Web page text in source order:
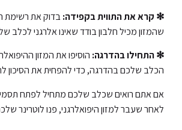
✻ קרא את התווית בקפידה:בדוק את רשימת
שהמזון מכיל חלבון בודד שאינו אלרגני לכלב
✻ התחילו בהדרגה:הוסיפו את המזון
הכלב שלכם בהדרגה, כדי להפחית את הסיכון
אם אתם רואים שכלב שלכם מתחיל לפתח
לאחר שעבר למזון היפואלרגני, פנו לוטרינר שלכם.